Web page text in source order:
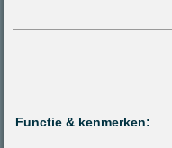
Functie & kenmerken: